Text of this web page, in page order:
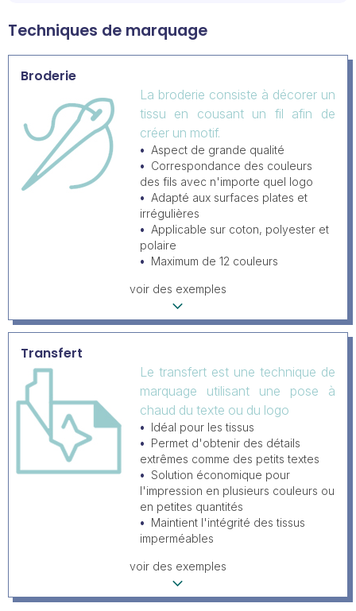
Techniques de marquage
Broderie
La broderie consiste à décorer un
tissu en cousant un fil afin de
créer un motif.
Aspect de grande qualité
Correspondance des couleurs
des fils avec n'importe quel logo
Adapté aux surfaces plates et
irrégulières
Applicable sur coton, polyester et
polaire
Maximum de 12 couleurs
voir des exemples
Transfert
Le transfert est une technique de
marquage utilisant une pose à
chaud du texte ou du logo
Idéal pour les tissus
Permet d'obtenir des détails
extrêmes comme des petits textes
Solution économique pour
l'impression en plusieurs couleurs ou
en petites quantités
Maintient l'intégrité des tissus
imperméables
voir des exemples